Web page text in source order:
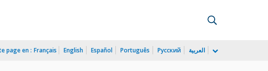
page en : Français English Español Português Русский العربية